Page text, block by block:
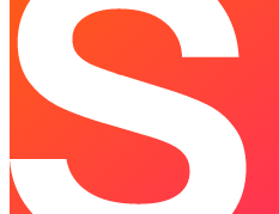
schedule a call